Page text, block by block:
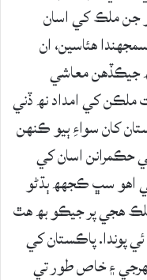
جن ملڪ کي اسان
ھئاسين، ان
جيڪڏھن معاشي
ملڪن کي امداد نھ ڏني
کان سواءِ ٻيو ڪنھن
اسان کي
اھو سڀ ڪجھھ ٻڌڻو
ھجي پر جيڪو بھ ھٿ
ئي پوندا. پاڪستان کي
۽ خاص طور تي